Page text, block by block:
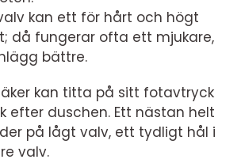
kan ett för hårt och högt
då fungerar ofta ett mjukare,
bättre.
kan titta på sitt fotavtryck
efter duschen. Ett nästan helt
på lågt valv, ett tydligt hål i
valv.